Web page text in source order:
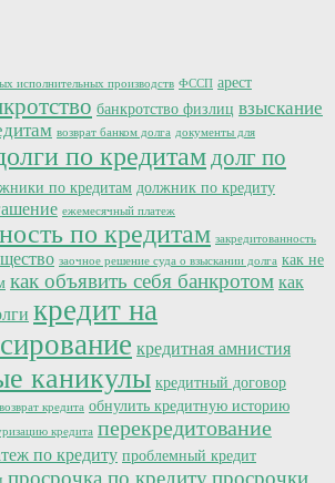
исполнительных производств ФССП арест
банкротство физлиц взыскание
возврат банком долга документы для
по кредитамдолг по
по кредитам должник по кредиту
ежемесячный платеж
по кредитам закредитованность
заочное решение суда о взыскании долга как не
как объявить себя банкротом как
кредит на
кредитная амнистия
каникулы кредитный договор
кредита обнулить кредитную историю
кредита перекредитование
по кредиту проблемный кредит
просрочка по кредитупросрочки